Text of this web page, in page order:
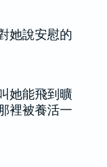
她說安慰的
她能飛到曠
裡被養活一